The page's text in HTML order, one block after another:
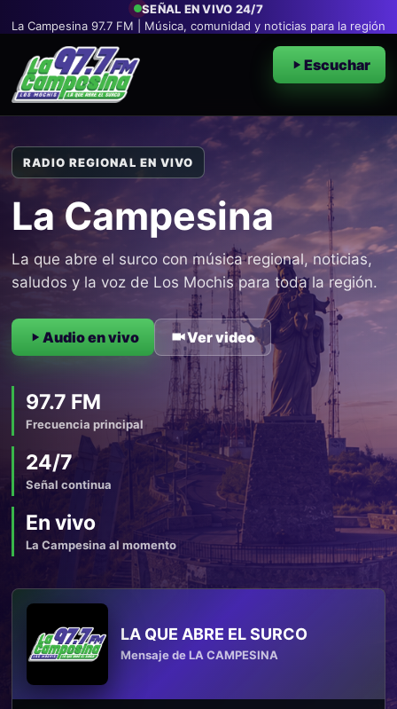
SEÑAL EN VIVO 24/7
La Campesina 97.7 FM | Música, comunidad y noticias para la región
Escuchar
RADIO REGIONAL EN VIVO
La Campesina
La que abre el surco con música regional, noticias,
saludos y la voz de Los Mochis para toda la región.
Audio en vivo Ver video
97.7 FM
Frecuencia principal
24/7
Señal continua
En vivo
La Campesina al momento
LA QUE ABRE EL SURCO
Mensaje de LA CAMPESINA